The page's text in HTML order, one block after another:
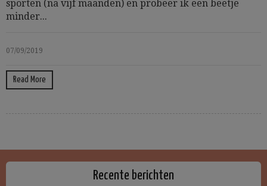
sporten (na vijf maanden) en probeer ik een beetje
minder...
07/09/2019
Read More
Recente berichten